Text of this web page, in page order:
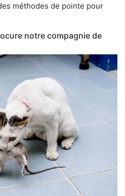
méthodes de pointe pour
notre compagnie de